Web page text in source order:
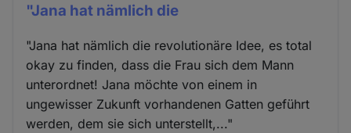
"Jana hat nämlich die
"Jana hat nämlich die revolutionäre Idee, es total
okay zu finden, dass die Frau sich dem Mann
unterordnet! Jana möchte von einem in
ungewisser Zukunft vorhandenen Gatten geführt
werden, dem sie sich unterstellt,..."